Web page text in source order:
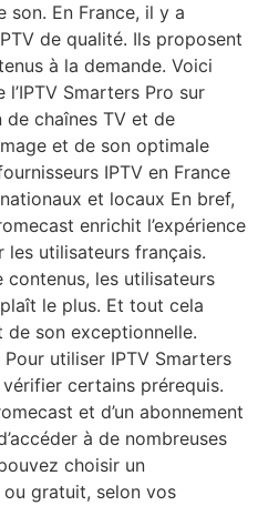
son. En France, il y a
de qualité. Ils proposent
à la demande. Voici
Smarters Pro sur
de chaînes TV et de
et de son optimale
IPTV en France
et locaux En bref,
enrichit l’expérience
les utilisateurs français.
contenus, les utilisateurs
le plus. Et tout cela
de son exceptionnelle.
utiliser IPTV Smarters
certains prérequis.
et d’un abonnement
à de nombreuses
choisir un
gratuit, selon vos